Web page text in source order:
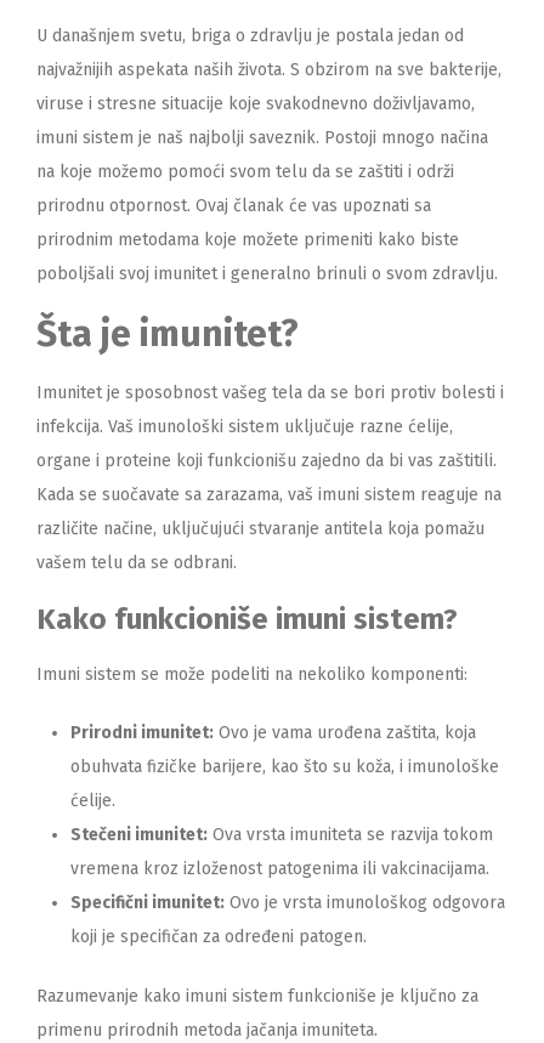
U današnjem svetu, briga o zdravlju je postala jedan od
najvažnijih aspekata naših života. S obzirom na sve bakterije,
viruse i stresne situacije koje svakodnevno doživljavamo,
imuni sistem je naš najbolji saveznik. Postoji mnogo načina
na koje možemo pomoći svom telu da se zaštiti i održi
prirodnu otpornost. Ovaj članak će vas upoznati sa
prirodnim metodama koje možete primeniti kako biste
poboljšali svoj imunitet i generalno brinuli o svom zdravlju.
Šta je imunitet?
Imunitet je sposobnost vašeg tela da se bori protiv bolesti i
infekcija. Vaš imunološki sistem uključuje razne ćelije,
organe i proteine koji funkcionišu zajedno da bi vas zaštitili.
Kada se suočavate sa zarazama, vaš imuni sistem reaguje na
različite načine, uključujući stvaranje antitela koja pomažu
vašem telu da se odbrani.
Kako funkcioniše imuni sistem?
Imuni sistem se može podeliti na nekoliko komponenti:
Prirodni imunitet: Ovo je vama urođena zaštita, koja
obuhvata fizičke barijere, kao što su koža, i imunološke
ćelije.
Stečeni imunitet: Ova vrsta imuniteta se razvija tokom
vremena kroz izloženost patogenima ili vakcinacijama.
Specifični imunitet: Ovo je vrsta imunološkog odgovora
koji je specifičan za određeni patogen.
Razumevanje kako imuni sistem funkcioniše je ključno za
primenu prirodnih metoda jačanja imuniteta.